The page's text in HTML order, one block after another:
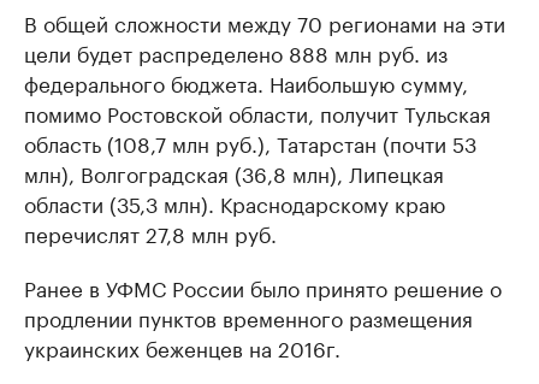
В общей сложности между 70 регионами на эти
цели будет распределено 888 млн руб. из
федерального бюджета. Наибольшую сумму,
помимо Ростовской области, получит Тульская
область (108,7 млн руб.), Татарстан (почти 53
млн), Волгоградская (36,8 млн), Липецкая
области (35,3 млн). Краснодарскому краю
перечислят 27,8 млн руб.
Ранее в УФМС России было принято решение о
продлении пунктов временного размещения
украинских беженцев на 2016г.